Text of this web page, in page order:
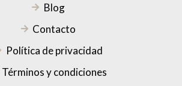
Blog
Contacto
Política de privacidad
Términos y condiciones